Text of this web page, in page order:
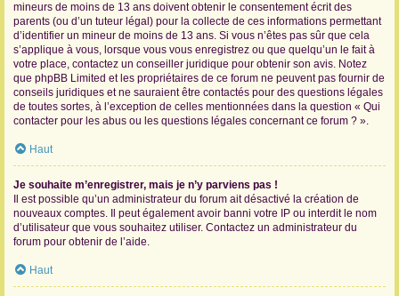
mineurs de moins de 13 ans doivent obtenir le consentement écrit des
parents (ou d’un tuteur légal) pour la collecte de ces informations permettant
d’identifier un mineur de moins de 13 ans. Si vous n’êtes pas sûr que cela
s’applique à vous, lorsque vous vous enregistrez ou que quelqu’un le fait à
votre place, contactez un conseiller juridique pour obtenir son avis. Notez
que phpBB Limited et les propriétaires de ce forum ne peuvent pas fournir de
conseils juridiques et ne sauraient être contactés pour des questions légales
de toutes sortes, à l’exception de celles mentionnées dans la question « Qui
contacter pour les abus ou les questions légales concernant ce forum ? ».
Haut
Je souhaite m’enregistrer, mais je n’y parviens pas !
Il est possible qu’un administrateur du forum ait désactivé la création de
nouveaux comptes. Il peut également avoir banni votre IP ou interdit le nom
d’utilisateur que vous souhaitez utiliser. Contactez un administrateur du
forum pour obtenir de l’aide.
Haut